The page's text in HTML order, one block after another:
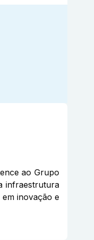
ao Grupo
infraestrutura
inovação e